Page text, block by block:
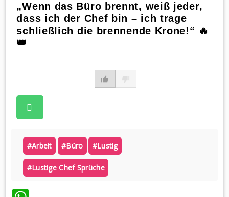
„Wenn das Büro brennt, weiß jeder,
dass ich der Chef bin – ich trage
schließlich die brennende Krone!“ 🔥
👑
#arbeit #büro #lustig
#lustige Chef Sprüche